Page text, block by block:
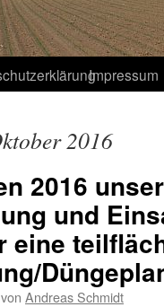
Impressum
2016
2016
und
eine
von Andreas Schmidt